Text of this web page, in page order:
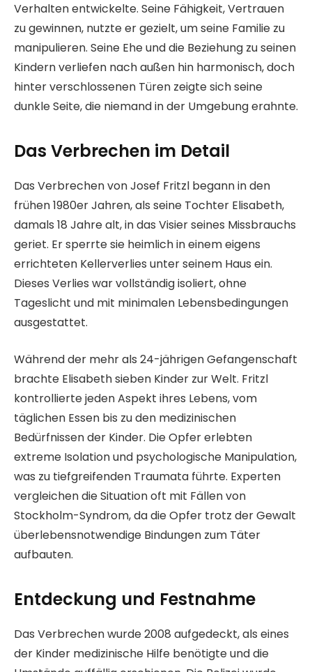
Verhalten entwickelte. Seine Fähigkeit, Vertrauen
zu gewinnen, nutzte er gezielt, um seine Familie zu
manipulieren. Seine Ehe und die Beziehung zu seinen
Kindern verliefen nach außen hin harmonisch, doch
hinter verschlossenen Türen zeigte sich seine
dunkle Seite, die niemand in der Umgebung erahnte.
Das Verbrechen im Detail
Das Verbrechen von Josef Fritzl begann in den
frühen 1980er Jahren, als seine Tochter Elisabeth,
damals 18 Jahre alt, in das Visier seines Missbrauchs
geriet. Er sperrte sie heimlich in einem eigens
errichteten Kellerverlies unter seinem Haus ein.
Dieses Verlies war vollständig isoliert, ohne
Tageslicht und mit minimalen Lebensbedingungen
ausgestattet.
Während der mehr als 24-jährigen Gefangenschaft
brachte Elisabeth sieben Kinder zur Welt. Fritzl
kontrollierte jeden Aspekt ihres Lebens, vom
täglichen Essen bis zu den medizinischen
Bedürfnissen der Kinder. Die Opfer erlebten
extreme Isolation und psychologische Manipulation,
was zu tiefgreifenden Traumata führte. Experten
vergleichen die Situation oft mit Fällen von
Stockholm-Syndrom, da die Opfer trotz der Gewalt
überlebensnotwendige Bindungen zum Täter
aufbauten.
Entdeckung und Festnahme
Das Verbrechen wurde 2008 aufgedeckt, als eines
der Kinder medizinische Hilfe benötigte und die